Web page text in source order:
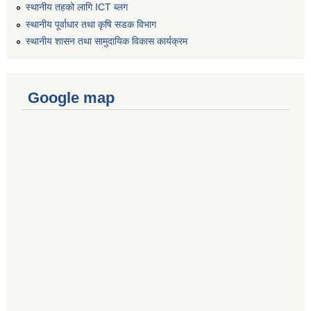
स्थानीय तहको लागि ICT ब्लग
स्थानीय पूर्वाधार तथा कृषि सडक विभाग
स्थानीय शासन तथा सामुदायिक विकास कार्यक्रम
Google map